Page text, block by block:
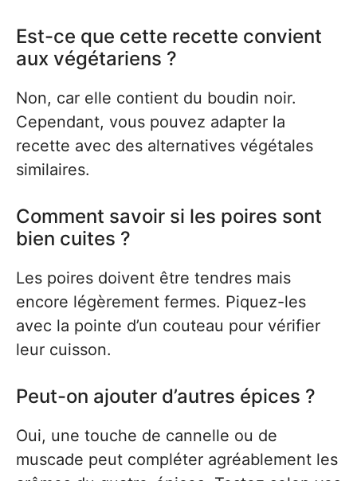
Est-ce que cette recette convient
aux végétariens ?
Non, car elle contient du boudin noir.
Cependant, vous pouvez adapter la
recette avec des alternatives végétales
similaires.
Comment savoir si les poires sont
bien cuites ?
Les poires doivent être tendres mais
encore légèrement fermes. Piquez-les
avec la pointe d’un couteau pour vérifier
leur cuisson.
Peut-on ajouter d’autres épices ?
Oui, une touche de cannelle ou de
muscade peut compléter agréablement les